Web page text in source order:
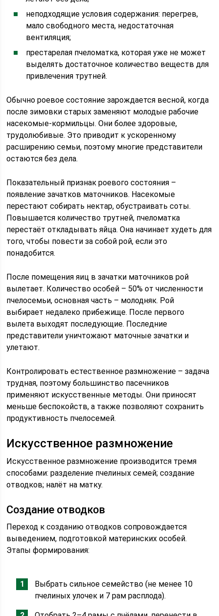
неподходящие условия содержания: перегрев,
мало свободного места, недостаточная
вентиляция;
престарелая пчеломатка, которая уже не может
выделять достаточное количество веществ для
привлечения трутней.
Обычно роевое состояние зарождается весной, когда
после зимовки старых заменяют молодые рабочие
насекомые-кормильцы. Они более здоровые,
трудолюбивые. Это приводит к ускоренному
расширению семьи, поэтому многие представители
остаются без дела.
Показательный признак роевого состояния –
появление зачатков маточников. Насекомые
перестают собирать нектар, обустраивать соты.
Повышается количество трутней, пчеломатка
перестаёт откладывать яйца. Она начинает худеть для
того, чтобы повести за собой рой, если это
понадобится.
После помещения яиц в зачатки маточников рой
вылетает. Количество особей – 50% от численности
пчелосемьи, основная часть – молодняк. Рой
выбирает недалеко прибежище. После первого
вылета выходят последующие. Последние
представители уничтожают маточные зачатки и
улетают.
Контролировать естественное размножение – задача
трудная, поэтому большинство пасечников
применяют искусственные методы. Они приносят
меньше беспокойств, а также позволяют сохранить
продуктивность пчелосемей.
Искусственное размножение
Искусственное размножение производится тремя
способами: разделение пчелиных семей; создание
отводков; налёт на матку.
Создание отводков
Переход к созданию отводков сопровождается
выведением, подготовкой материнских особей.
Этапы формирования:
Выбрать сильное семейство (не менее 10
пчелиных улочек и 7 рам расплода).